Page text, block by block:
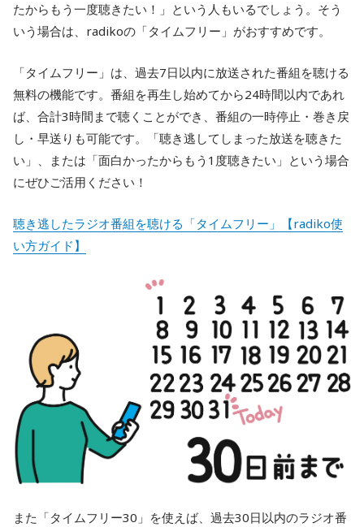
たからもう一度聴きたい！」という人もいるでしょう。そう
いう場合は、radikoの「タイムフリー」がおすすめです。
「タイムフリー」は、過去7日以内に放送された番組を聴ける
無料の機能です。番組を再生し始めてから24時間以内であれ
ば、合計3時間まで聴くことができ、番組の一時停止・巻き戻
し・早送りも可能です。「聴き逃してしまった放送を聴きた
い」、または「面白かったからもう1度聴きたい」という場合
にぜひご活用ください！
聴き逃したラジオ番組を聴ける「タイムフリー」【radiko使
い方ガイド】
また「タイムフリー30」を使えば、過去30日以内のラジオ番